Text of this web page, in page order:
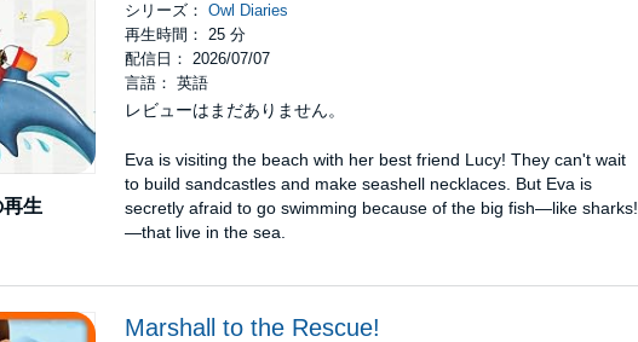
生
シリーズ： Owl Diaries
再生時間： 25 分
配信日： 2026/07/07
言語： 英語
レビューはまだありません。
Eva is visiting the beach with her best friend Lucy! They can't wait
to build sandcastles and make seashell necklaces. But Eva is
secretly afraid to go swimming because of the big fish—like sharks!
—that live in the sea.
Marshall to the Rescue!